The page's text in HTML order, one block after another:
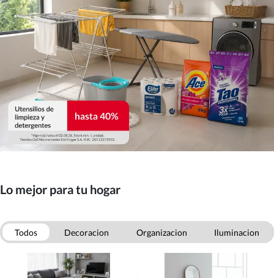
Lo mejor para tu hogar
Todos Decoracion Organizacion
Iluminacion